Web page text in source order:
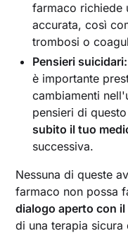
farmaco richiede
accurata, così
trombosi o
Pensieri suicidari:
è importante
cambiamenti
pensieri di
subito il tuo
successiva.
Nessuna di queste
farmaco non possa
dialogo aperto con
di una terapia sicura